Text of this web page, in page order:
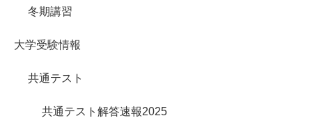
冬期講習
大学受験情報
共通テスト
共通テスト解答速報2025